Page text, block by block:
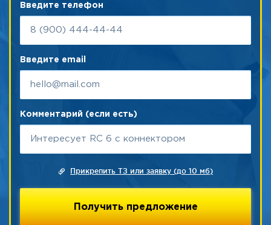
Введите телефон
Введите email
Комментарий (если есть)
Прикрепить ТЗ или заявку (до 10 мб)